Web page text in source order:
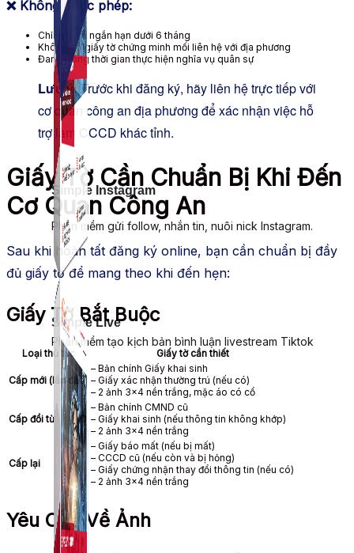
Simple Live
Phần mềm tạo kịch bản bình luận livestream Tiktok
Simple Instagram
Phần mềm gửi follow, nhắn tin, nuôi nick Instagram.
❌ Không được phép:
Chỉ tạm trú ngắn hạn dưới 6 tháng
Không có giấy tờ chứng minh mối liên hệ với địa phương
Đang trong thời gian thực hiện nghĩa vụ quân sự
Lưu ý:Trước khi đăng ký, hãy liên hệ trực tiếp với
cơ quan công an địa phương để xác nhận việc hỗ
trợ làm CCCD khác tỉnh.
Giấy Tờ Cần Chuẩn Bị Khi Đến
Cơ Quan Công An
Sau khi hoàn tất đăng ký online, bạn cần chuẩn bị đầy
đủ giấy tờ để mang theo khi đến hẹn:
Giấy Tờ Bắt Buộc
Loại thủ tục Giấy tờ cần thiết
Cấp mới (lần đầu)
– Bản chính Giấy khai sinh
– Giấy xác nhận thường trú (nếu có)
– 2 ảnh 3×4 nền trắng, mặc áo có cổ
Cấp đổi từ CMND
– Bản chính CMND cũ
– Giấy khai sinh (nếu thông tin không khớp)
– 2 ảnh 3×4 nền trắng
Cấp lại
– Giấy báo mất (nếu bị mất)
– CCCD cũ (nếu còn và bị hỏng)
– Giấy chứng nhận thay đổi thông tin (nếu có)
– 2 ảnh 3×4 nền trắng
Yêu Cầu Về Ảnh